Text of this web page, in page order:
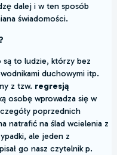
dalej i w ten sposób
świadomości.
to ludzie, którzy bez
duchowymi itp.
z tzw. regresją
osobę wprowadza się w
poprzednich
natrafić na ślad wcielenia z
ale jeden z
go nasz czytelnik p.